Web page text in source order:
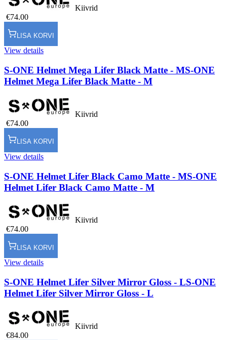
Kiivrid
€74.00
LISA KORVI
View details
S-ONE Helmet Mega Lifer Black Matte - MS-ONE
Helmet Mega Lifer Black Matte - M
Kiivrid
€74.00
LISA KORVI
View details
S-ONE Helmet Lifer Black Camo Matte - MS-ONE
Helmet Lifer Black Camo Matte - M
Kiivrid
€74.00
LISA KORVI
View details
S-ONE Helmet Lifer Silver Mirror Gloss - LS-ONE
Helmet Lifer Silver Mirror Gloss - L
Kiivrid
€84.00